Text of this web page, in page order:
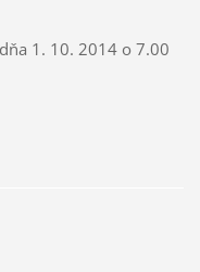
1. 10. 2014 o 7.00